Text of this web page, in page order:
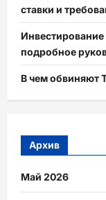
ставки и
подробное
В чем обвиняют
Архив
Май 2026